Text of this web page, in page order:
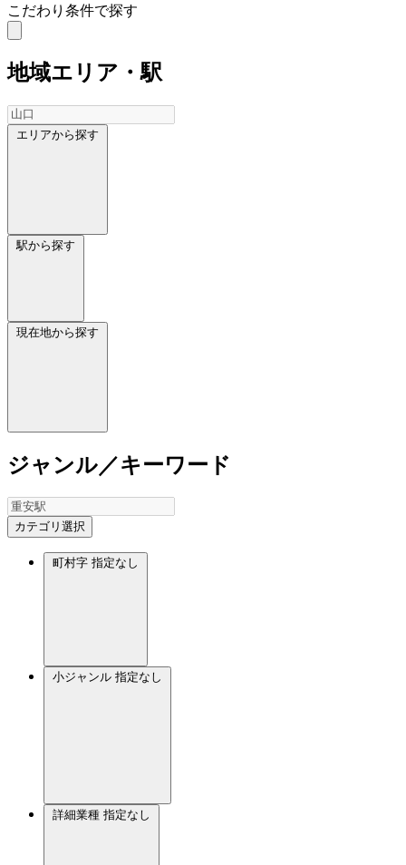
こだわり条件で探す
地域エリア・駅
エリアから探す
駅から探す
現在地から探す
ジャンル／キーワード
カテゴリ選択
町村字 指定なし
小ジャンル 指定なし
詳細業種 指定なし